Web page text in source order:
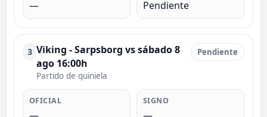
— Pendiente
3 Viking - Sarpsborg vs sábado 8
ago 16:00h
Partido de quiniela
Pendiente
OFICIAL SIGNO